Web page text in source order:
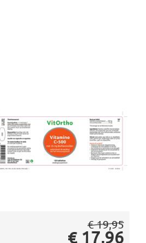
€ 19,95
€ 17,96